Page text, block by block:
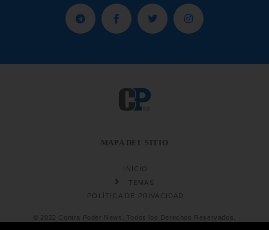
MAPA DEL SITIO
INICIO
TEMAS
POLÍTICA DE PRIVACIDAD
© 2022 Contra Poder News. Todos los Derechos Reservados.